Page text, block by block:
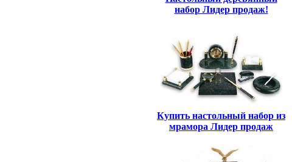
набор Лидер продаж!
Купить настольный набор из
мрамора Лидер продаж